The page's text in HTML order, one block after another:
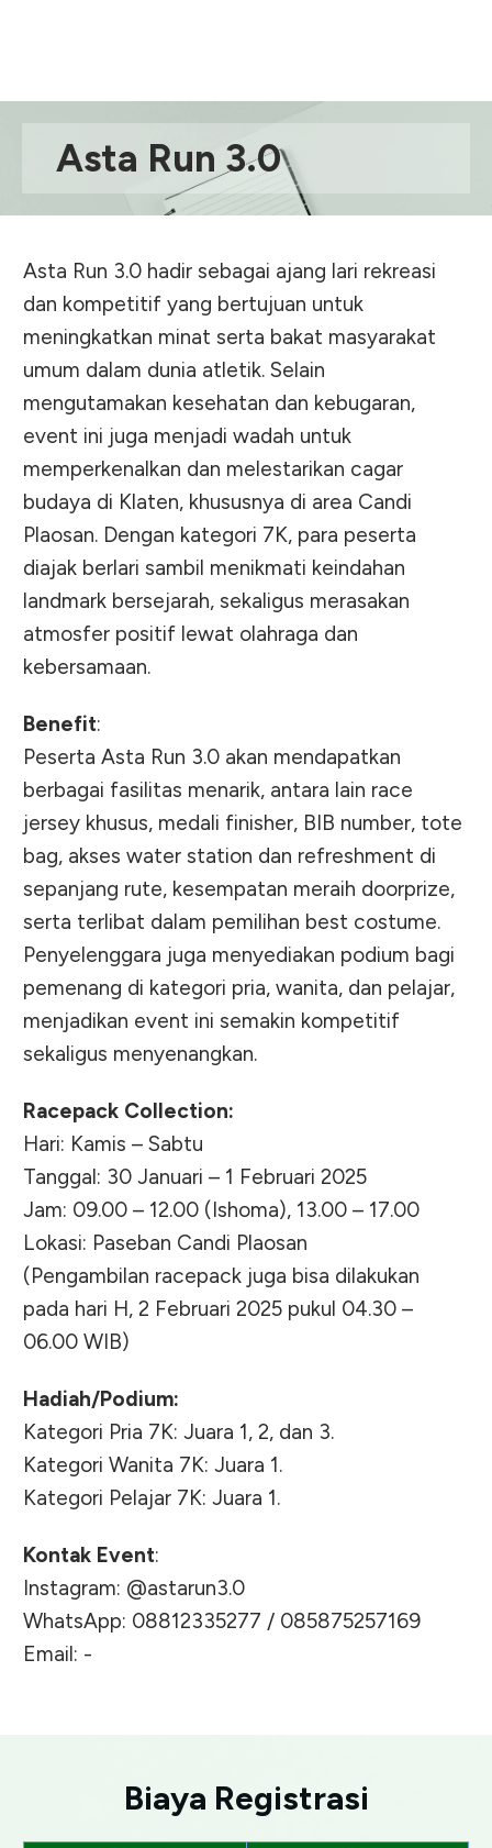
Asta Run 3.0
Asta Run 3.0 hadir sebagai ajang lari rekreasi
dan kompetitif yang bertujuan untuk
meningkatkan minat serta bakat masyarakat
umum dalam dunia atletik. Selain
mengutamakan kesehatan dan kebugaran,
event ini juga menjadi wadah untuk
memperkenalkan dan melestarikan cagar
budaya di Klaten, khususnya di area Candi
Plaosan. Dengan kategori 7K, para peserta
diajak berlari sambil menikmati keindahan
landmark bersejarah, sekaligus merasakan
atmosfer positif lewat olahraga dan
kebersamaan.
Benefit:
Peserta Asta Run 3.0 akan mendapatkan
berbagai fasilitas menarik, antara lain race
jersey khusus, medali finisher, BIB number, tote
bag, akses water station dan refreshment di
sepanjang rute, kesempatan meraih doorprize,
serta terlibat dalam pemilihan best costume.
Penyelenggara juga menyediakan podium bagi
pemenang di kategori pria, wanita, dan pelajar,
menjadikan event ini semakin kompetitif
sekaligus menyenangkan.
Racepack Collection:
Hari: Kamis – Sabtu
Tanggal: 30 Januari – 1 Februari 2025
Jam: 09.00 – 12.00 (Ishoma), 13.00 – 17.00
Lokasi: Paseban Candi Plaosan
(Pengambilan racepack juga bisa dilakukan
pada hari H, 2 Februari 2025 pukul 04.30 –
06.00 WIB)
Hadiah/Podium:
Kategori Pria 7K: Juara 1, 2, dan 3.
Kategori Wanita 7K: Juara 1.
Kategori Pelajar 7K: Juara 1.
Kontak Event:
Instagram: @astarun3.0
WhatsApp: 08812335277 / 085875257169
Email: -
Biaya Registrasi